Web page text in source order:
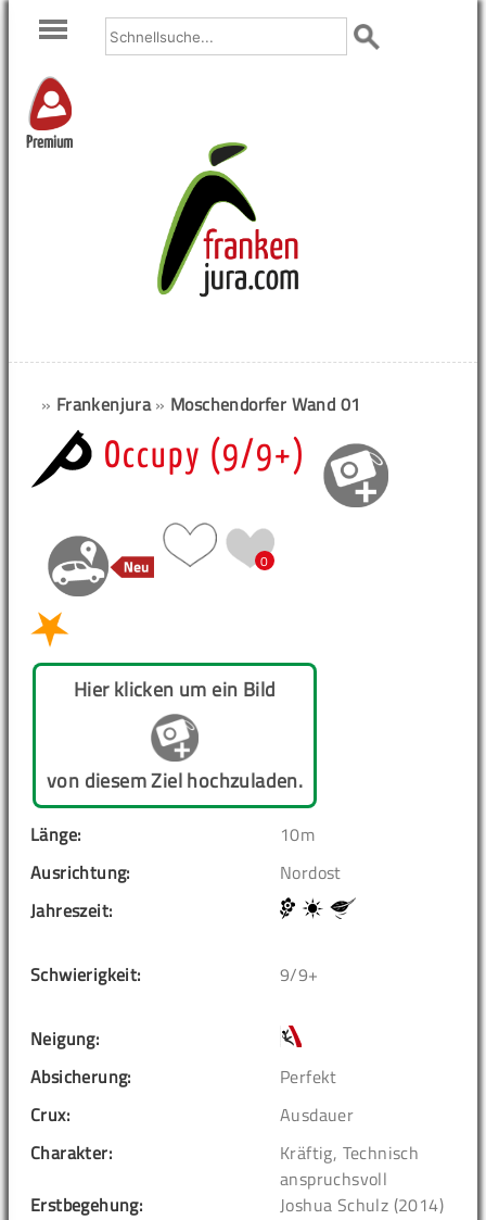
Premium
» Frankenjura» Moschendorfer Wand 01
Occupy (9/9+)
0
Hier klicken um ein Bild
von diesem Ziel hochzuladen.
Länge:
10m
Ausrichtung:
Nordost
Jahreszeit:
Schwierigkeit: 9/9+
Neigung:
Absicherung:
Perfekt
Crux:
Ausdauer
Charakter:
Kräftig, Technisch
anspruchsvoll
Erstbegehung:
Joshua Schulz (2014)